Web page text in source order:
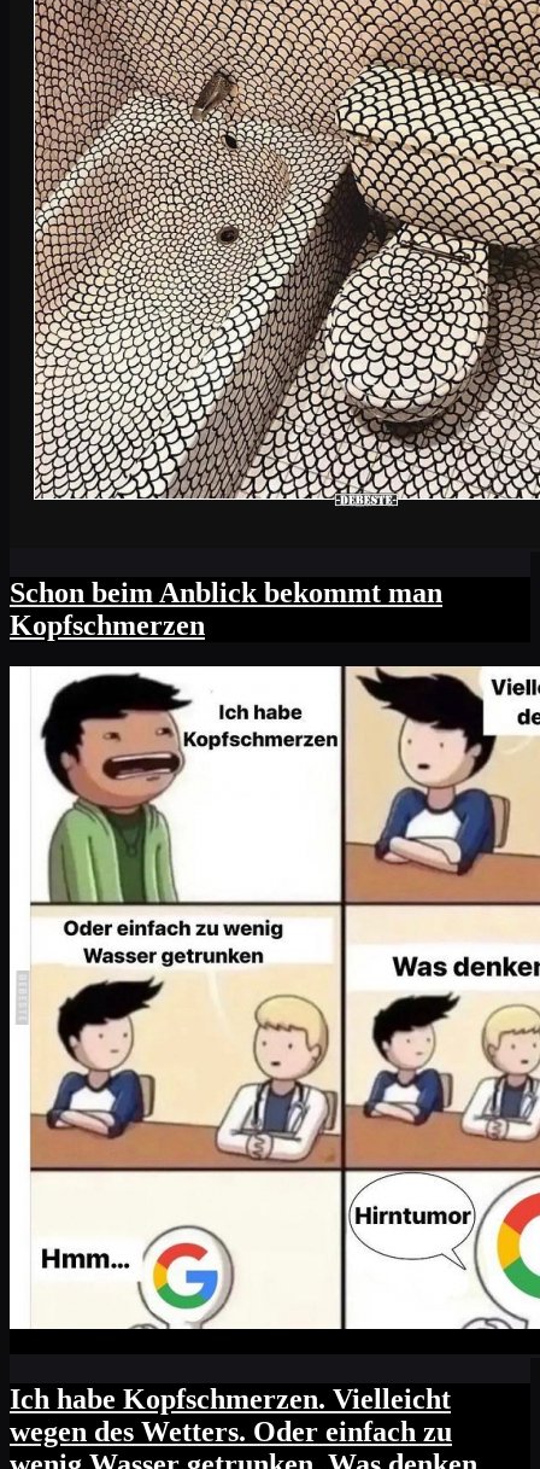
Schon beim Anblick bekommt man
Kopfschmerzen
Ich habe Kopfschmerzen. Vielleicht
wegen des Wetters. Oder einfach zu